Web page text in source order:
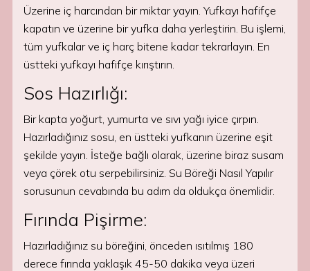
Üzerine iç harcından bir miktar yayın. Yufkayı hafifçe
kapatın ve üzerine bir yufka daha yerleştirin. Bu işlemi,
tüm yufkalar ve iç harç bitene kadar tekrarlayın. En
üstteki yufkayı hafifçe kırıştırın.
Sos Hazırlığı:
Bir kapta yoğurt, yumurta ve sıvı yağı iyice çırpın.
Hazırladığınız sosu, en üstteki yufkanın üzerine eşit
şekilde yayın. İsteğe bağlı olarak, üzerine biraz susam
veya çörek otu serpebilirsiniz. Su Böreği Nasıl Yapılır
sorusunun cevabında bu adım da oldukça önemlidir.
Fırında Pişirme:
Hazırladığınız su böreğini, önceden ısıtılmış 180
derece fırında yaklaşık 45-50 dakika veya üzeri